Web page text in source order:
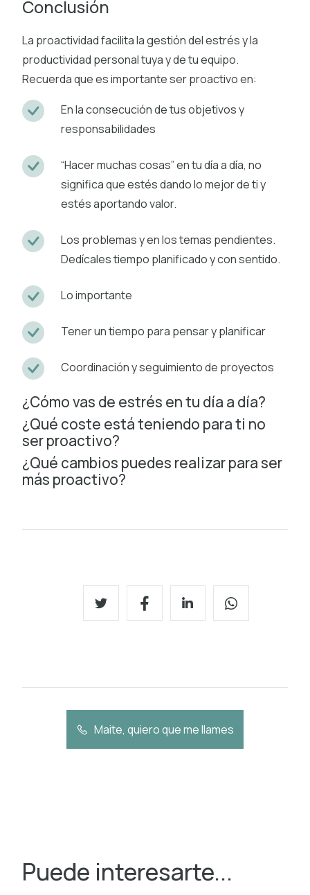
Conclusión
La proactividad facilita la gestión del estrés y la
productividad personal tuya y de tu equipo.
Recuerda que es importante ser proactivo en:
En la consecución de tus objetivos y
responsabilidades
“Hacer muchas cosas” en tu día a día, no
significa que estés dando lo mejor de ti y
estés aportando valor.
Los problemas y en los temas pendientes.
Dedícales tiempo planificado y con sentido.
Lo importante
Tener un tiempo para pensar y planificar
Coordinación y seguimiento de proyectos
¿Cómo vas de estrés en tu día a día?
¿Qué coste está teniendo para ti no
ser proactivo?
¿Qué cambios puedes realizar para ser
más proactivo?
Maite, quiero que me llames
Puede interesarte...